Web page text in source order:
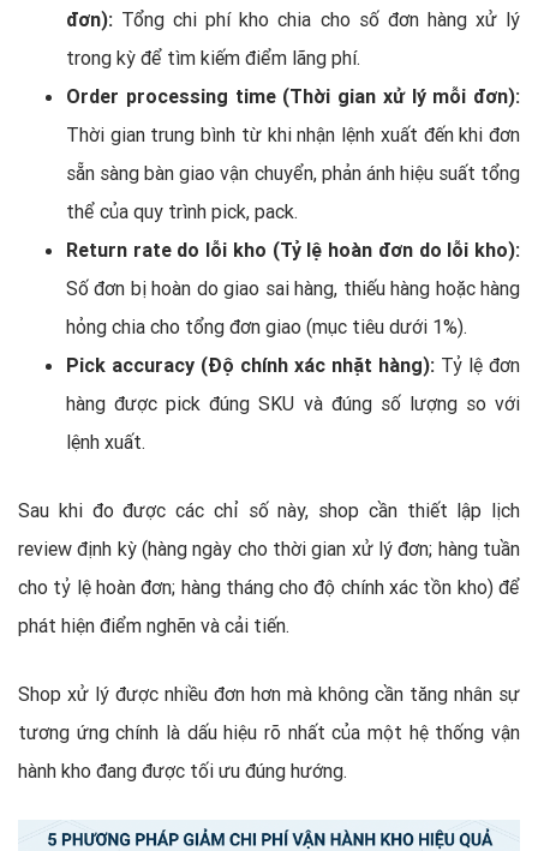
đơn): Tổng chi phí kho chia cho số đơn hàng xử lý
trong kỳ để tìm kiếm điểm lãng phí.
Order processing time (Thời gian xử lý mỗi đơn):
Thời gian trung bình từ khi nhận lệnh xuất đến khi đơn
sẵn sàng bàn giao vận chuyển, phản ánh hiệu suất tổng
thể của quy trình pick, pack.
Return rate do lỗi kho (Tỷ lệ hoàn đơn do lỗi kho):
Số đơn bị hoàn do giao sai hàng, thiếu hàng hoặc hàng
hỏng chia cho tổng đơn giao (mục tiêu dưới 1%).
Pick accuracy (Độ chính xác nhặt hàng): Tỷ lệ đơn
hàng được pick đúng SKU và đúng số lượng so với
lệnh xuất.
Sau khi đo được các chỉ số này, shop cần thiết lập lịch
review định kỳ (hàng ngày cho thời gian xử lý đơn; hàng tuần
cho tỷ lệ hoàn đơn; hàng tháng cho độ chính xác tồn kho) để
phát hiện điểm nghẽn và cải tiến.
Shop xử lý được nhiều đơn hơn mà không cần tăng nhân sự
tương ứng chính là dấu hiệu rõ nhất của một hệ thống vận
hành kho đang được tối ưu đúng hướng.